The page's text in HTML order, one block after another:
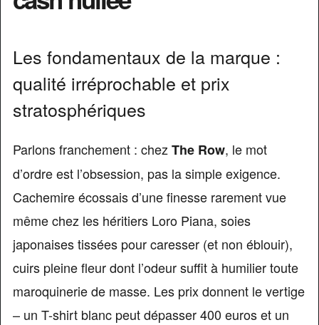
Les fondamentaux de la marque :
qualité irréprochable et prix
stratosphériques
Parlons franchement : chezThe Row, le mot
d’ordre est l’obsession, pas la simple exigence.
Cachemire écossais d’une finesse rarement vue
même chez les héritiers Loro Piana, soies
japonaises tissées pour caresser (et non éblouir),
cuirs pleine fleur dont l’odeur suffit à humilier toute
maroquinerie de masse. Les prix donnent le vertige
– un T-shirt blanc peut dépasser 400 euros et un